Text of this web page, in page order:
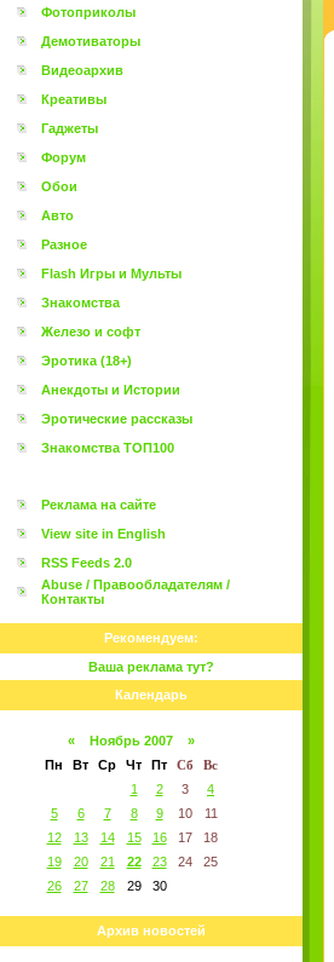
Фотоприколы
Демотиваторы
Видеоархив
Креативы
Гаджеты
Форум
Обои
Авто
Разное
Flash Игры и Мульты
Знакомства
Железо и софт
Эротика (18+)
Анекдоты и Истории
Эротические рассказы
Знакомства ТОП100
Реклама на сайте
View site in English
RSS Feeds 2.0
Abuse / Правообладателям /
Контакты
Рекомендуем:
Ваша реклама тут?
Календарь
« Ноябрь 2007
»
Пн
Вт Ср Чт Пт Сб
Вс
1
2 3
4
5
6 7 8 9 10
11
12
13 14 15 16 17
18
19
20 21 22 23 24
25
26
27 28 29 30
Архив новостей